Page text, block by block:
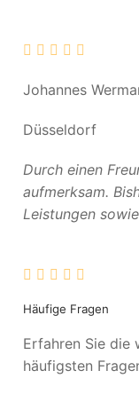
Johannes
Düsseldorf
Durch einen
aufmerksam.
Leistungen
Häufige Fragen
Erfahren Sie
häufigsten